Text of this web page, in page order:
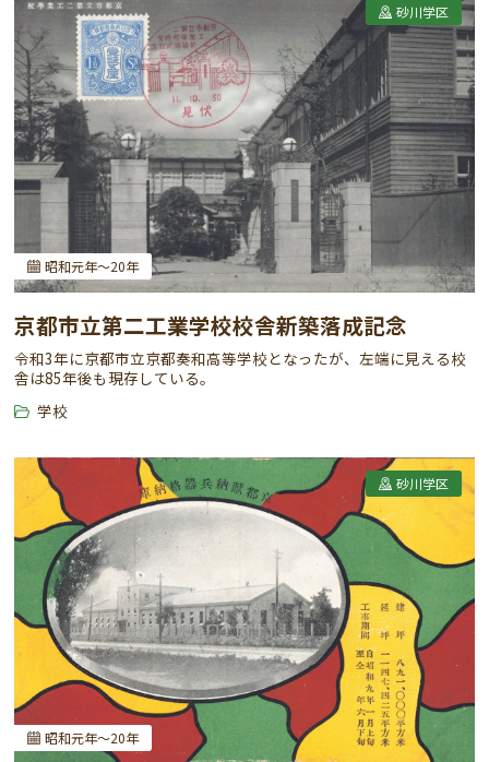
砂川学区
昭和元年～20年
京都市立第二工業学校校舎新築落成記念
令和3年に京都市立京都奏和高等学校となったが、左端に見える校
舎は85年後も現存している。
学校
砂川学区
昭和元年～20年